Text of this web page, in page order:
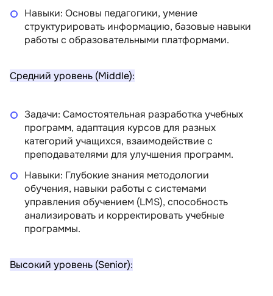
Навыки: Основы педагогики, умение
структурировать информацию, базовые навыки
работы с образовательными платформами.
Средний уровень (Middle):
Задачи: Самостоятельная разработка учебных
программ, адаптация курсов для разных
категорий учащихся, взаимодействие с
преподавателями для улучшения программ.
Навыки: Глубокие знания методологии
обучения, навыки работы с системами
управления обучением (LMS), способность
анализировать и корректировать учебные
программы.
Высокий уровень (Senior):